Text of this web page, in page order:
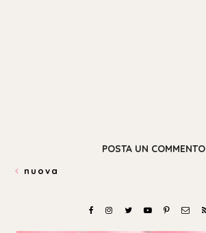
POSTA UN COMMENTO
nuova